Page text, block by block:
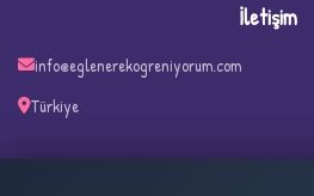
İletişim
info@eglenerekogreniyorum.com
Türkiye